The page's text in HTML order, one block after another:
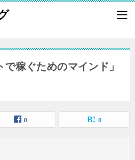
で稼ぐためのマインド」
0 0